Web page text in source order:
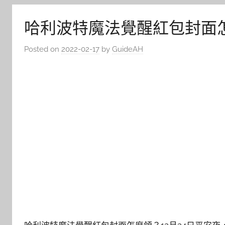
哈利波特魔法覺醒紅包封面
Posted on 2022-02-17 by GuideAH